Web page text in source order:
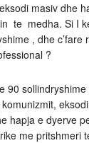
masiv dhe
te medha. Si I
, dhe c’fare
?
90
hapja e dyerve
me pritshmeri